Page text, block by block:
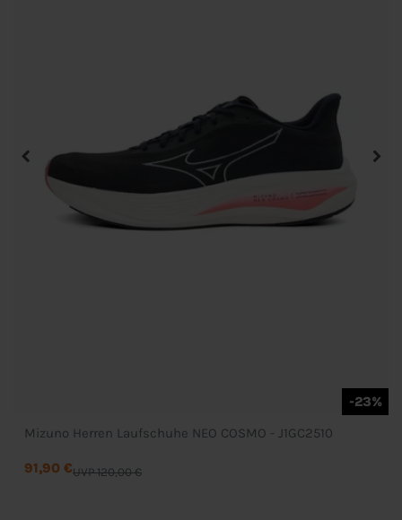
-23%
Mizuno Herren Laufschuhe NEO COSMO - J1GC2510
UVP 120,00 €
91,90 €